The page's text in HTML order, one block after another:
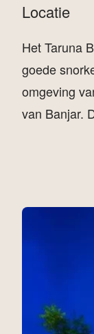
Locatie
Het Taruna
goede
omgeving
van Banjar.